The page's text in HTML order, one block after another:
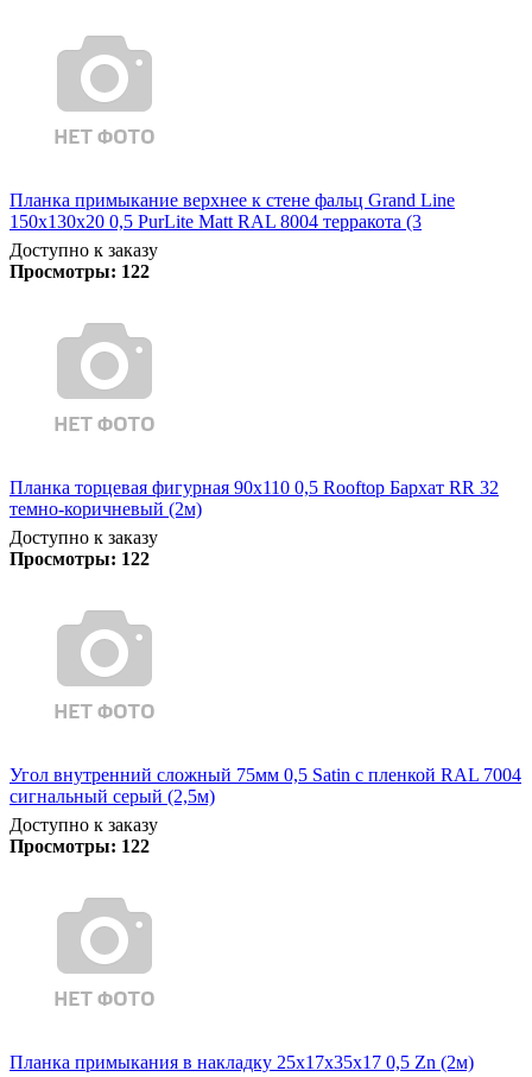
Планка примыкание верхнее к стене фальц Grand Line
150х130х20 0,5 PurLite Matt RAL 8004 терракота (3
Доступно к заказу
Просмотры: 122
Планка торцевая фигурная 90х110 0,5 Rooftop Бархат RR 32
темно-коричневый (2м)
Доступно к заказу
Просмотры: 122
Угол внутренний сложный 75мм 0,5 Satin с пленкой RAL 7004
сигнальный серый (2,5м)
Доступно к заказу
Просмотры: 122
Планка примыкания в накладку 25х17х35х17 0,5 Zn (2м)